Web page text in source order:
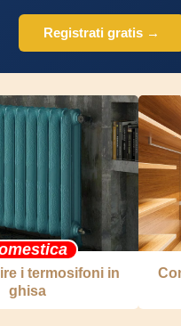
Registrati gratis →
i termosifoni in
ghisa